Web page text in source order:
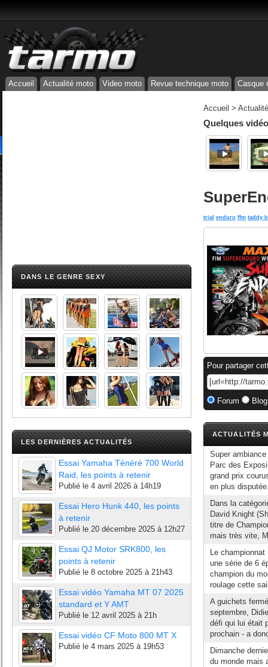
Accueil Actualité moto Video moto Revue technique moto Casque
DANS LE GENRE SEXY
LES DERNIÈRES ACTUALITÉS
Essai Yamaha Ténéré 700 World
Raid, les points à retenir
Publié le 4 avril 2026 à 14h19
Essai Hero Hunk 440, les points
à retenir
Publié le 20 décembre 2025 à 12h27
Essai QJ Motor SRK800, les
points à retenir
Publié le 8 octobre 2025 à 21h43
Essai vidéo Yamaha MT 07 2025
standard et Y AMT
Publié le 12 avril 2025 à 21h
Essai vidéo CF Moto 800 MT X
Publié le 4 mars 2025 à 19h53
Accueil >
Quelques
trial enduro ffm taddy
Pour partager
Forum
ACTUALITÉS
Super
Parc des
grand prix
en plus
Dans la
David Knight
titre de
mais très vite,
Le
une série de 6
champion du
roulage cette
A guichets
septembre,
défi qui lui était
prochain - a
Dimanche
du monde mais